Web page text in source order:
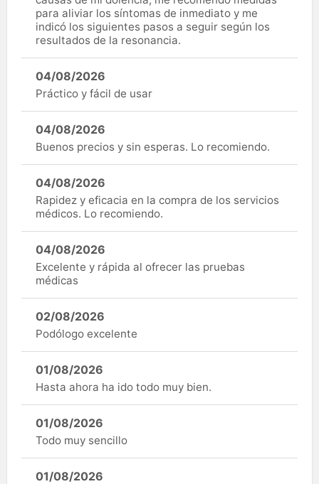
para aliviar los síntomas de inmediato y me
indicó los siguientes pasos a seguir según los
resultados de la resonancia.
04/08/2026
Práctico y fácil de usar
04/08/2026
Buenos precios y sin esperas. Lo recomiendo.
04/08/2026
Rapidez y eficacia en la compra de los servicios
médicos. Lo recomiendo.
04/08/2026
Excelente y rápida al ofrecer las pruebas
médicas
02/08/2026
Podólogo excelente
01/08/2026
Hasta ahora ha ido todo muy bien.
01/08/2026
Todo muy sencillo
01/08/2026